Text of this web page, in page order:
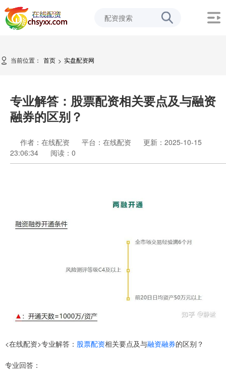
当前位置： 首页 > 实盘配资网
专业解答：股票配资相关要点及与融资
融券的区别？
作者：在线配资 平台：在线配资
更新：2025-10-15
23:06:34
阅读： 0
<在线配资>专业解答： 股票配资相关要点及与融资融券的区别？
专业回答：